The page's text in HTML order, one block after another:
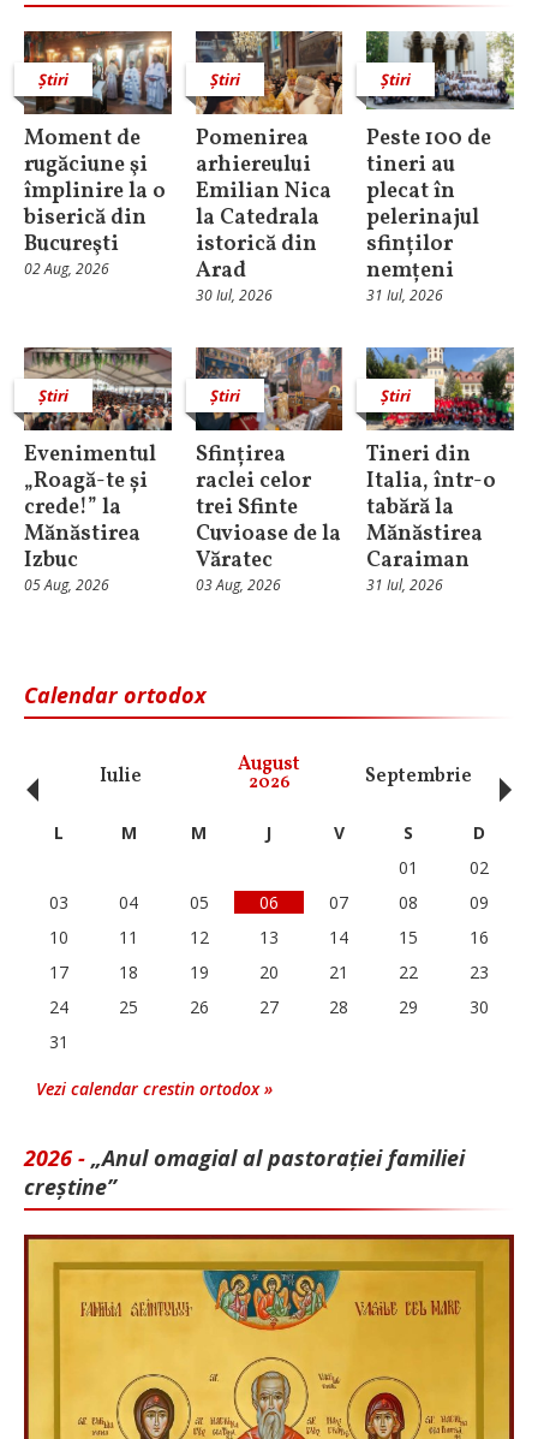
Știri
Moment de
rugăciune şi
împlinire la o
biserică din
Bucureşti
02 Aug, 2026
Știri
Pomenirea
arhiereului
Emilian Nica
la Catedrala
istorică din
Arad
30 Iul, 2026
Știri
Peste 100 de
tineri au
plecat în
pelerinajul
sfinților
nemțeni
31 Iul, 2026
Știri
Evenimentul
„Roagă-te și
crede!” la
Mănăstirea
Izbuc
05 Aug, 2026
Știri
Sfințirea
raclei celor
trei Sfinte
Cuvioase de la
Văratec
03 Aug, 2026
Știri
Tineri din
Italia, într-o
tabără la
Mănăstirea
Caraiman
31 Iul, 2026
Calendar ortodox
Iulie August
2026 Septembrie
‹ L M M J V S
D
01
02
03
04 05 06 07 08
09
10
11 12 13 14 15
16
17
18 19 20 21 22
23
24
25 26 27 28 29
30
31
Vezi calendar crestin ortodox »
2026 - „Anul omagial al pastorației familiei
creștine”